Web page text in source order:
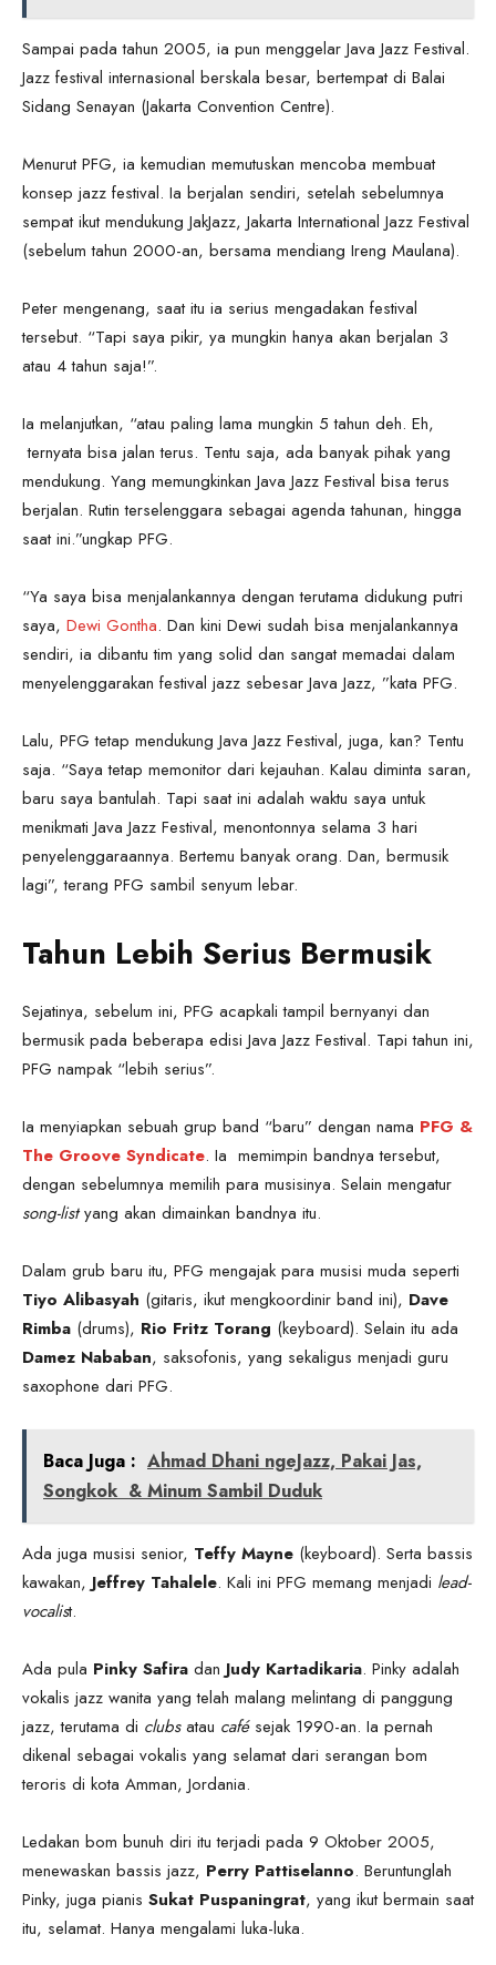
Sampai pada tahun 2005, ia pun menggelar Java Jazz Festival.
Jazz festival internasional berskala besar, bertempat di Balai
Sidang Senayan (Jakarta Convention Centre).
Menurut PFG, ia kemudian memutuskan mencoba membuat
konsep jazz festival. Ia berjalan sendiri, setelah sebelumnya
sempat ikut mendukung JakJazz, Jakarta International Jazz Festival
(sebelum tahun 2000-an, bersama mendiang Ireng Maulana).
Peter mengenang, saat itu ia serius mengadakan festival
tersebut. “Tapi saya pikir, ya mungkin hanya akan berjalan 3
atau 4 tahun saja!”.
Ia melanjutkan, “atau paling lama mungkin 5 tahun deh. Eh,
ternyata bisa jalan terus. Tentu saja, ada banyak pihak yang
mendukung. Yang memungkinkan Java Jazz Festival bisa terus
berjalan. Rutin terselenggara sebagai agenda tahunan, hingga
saat ini.”ungkap PFG.
“Ya saya bisa menjalankannya dengan terutama didukung putri
saya, Dewi Gontha. Dan kini Dewi sudah bisa menjalankannya
sendiri, ia dibantu tim yang solid dan sangat memadai dalam
menyelenggarakan festival jazz sebesar Java Jazz, ”kata PFG.
Lalu, PFG tetap mendukung Java Jazz Festival, juga, kan? Tentu
saja. “Saya tetap memonitor dari kejauhan. Kalau diminta saran,
baru saya bantulah. Tapi saat ini adalah waktu saya untuk
menikmati Java Jazz Festival, menontonnya selama 3 hari
penyelenggaraannya. Bertemu banyak orang. Dan, bermusik
lagi”, terang PFG sambil senyum lebar.
Tahun Lebih Serius Bermusik
Sejatinya, sebelum ini, PFG acapkali tampil bernyanyi dan
bermusik pada beberapa edisi Java Jazz Festival. Tapi tahun ini,
PFG nampak “lebih serius”.
Ia menyiapkan sebuah grup band “baru” dengan nama PFG &
The Groove Syndicate. Ia memimpin bandnya tersebut,
dengan sebelumnya memilih para musisinya. Selain mengatur
song-listyang akan dimainkan bandnya itu.
Dalam grub baru itu, PFG mengajak para musisi muda seperti
Tiyo Alibasyah (gitaris, ikut mengkoordinir band ini), Dave
Rimba (drums), Rio Fritz Torang (keyboard). Selain itu ada
Damez Nababan, saksofonis, yang sekaligus menjadi guru
saxophone dari PFG.
Baca Juga : Ahmad Dhani ngeJazz, Pakai Jas,
Songkok & Minum Sambil Duduk
Ada juga musisi senior, Teffy Mayne (keyboard). Serta bassis
kawakan, Jeffrey Tahalele. Kali ini PFG memang menjadi lead-
vocalist.
Ada pula Pinky Safira dan Judy Kartadikaria. Pinky adalah
vokalis jazz wanita yang telah malang melintang di panggung
jazz, terutama di clubsatau cafésejak 1990-an. Ia pernah
dikenal sebagai vokalis yang selamat dari serangan bom
teroris di kota Amman, Jordania.
Ledakan bom bunuh diri itu terjadi pada 9 Oktober 2005,
menewaskan bassis jazz, Perry Pattiselanno. Beruntunglah
Pinky, juga pianis Sukat Puspaningrat, yang ikut bermain saat
itu, selamat. Hanya mengalami luka-luka.